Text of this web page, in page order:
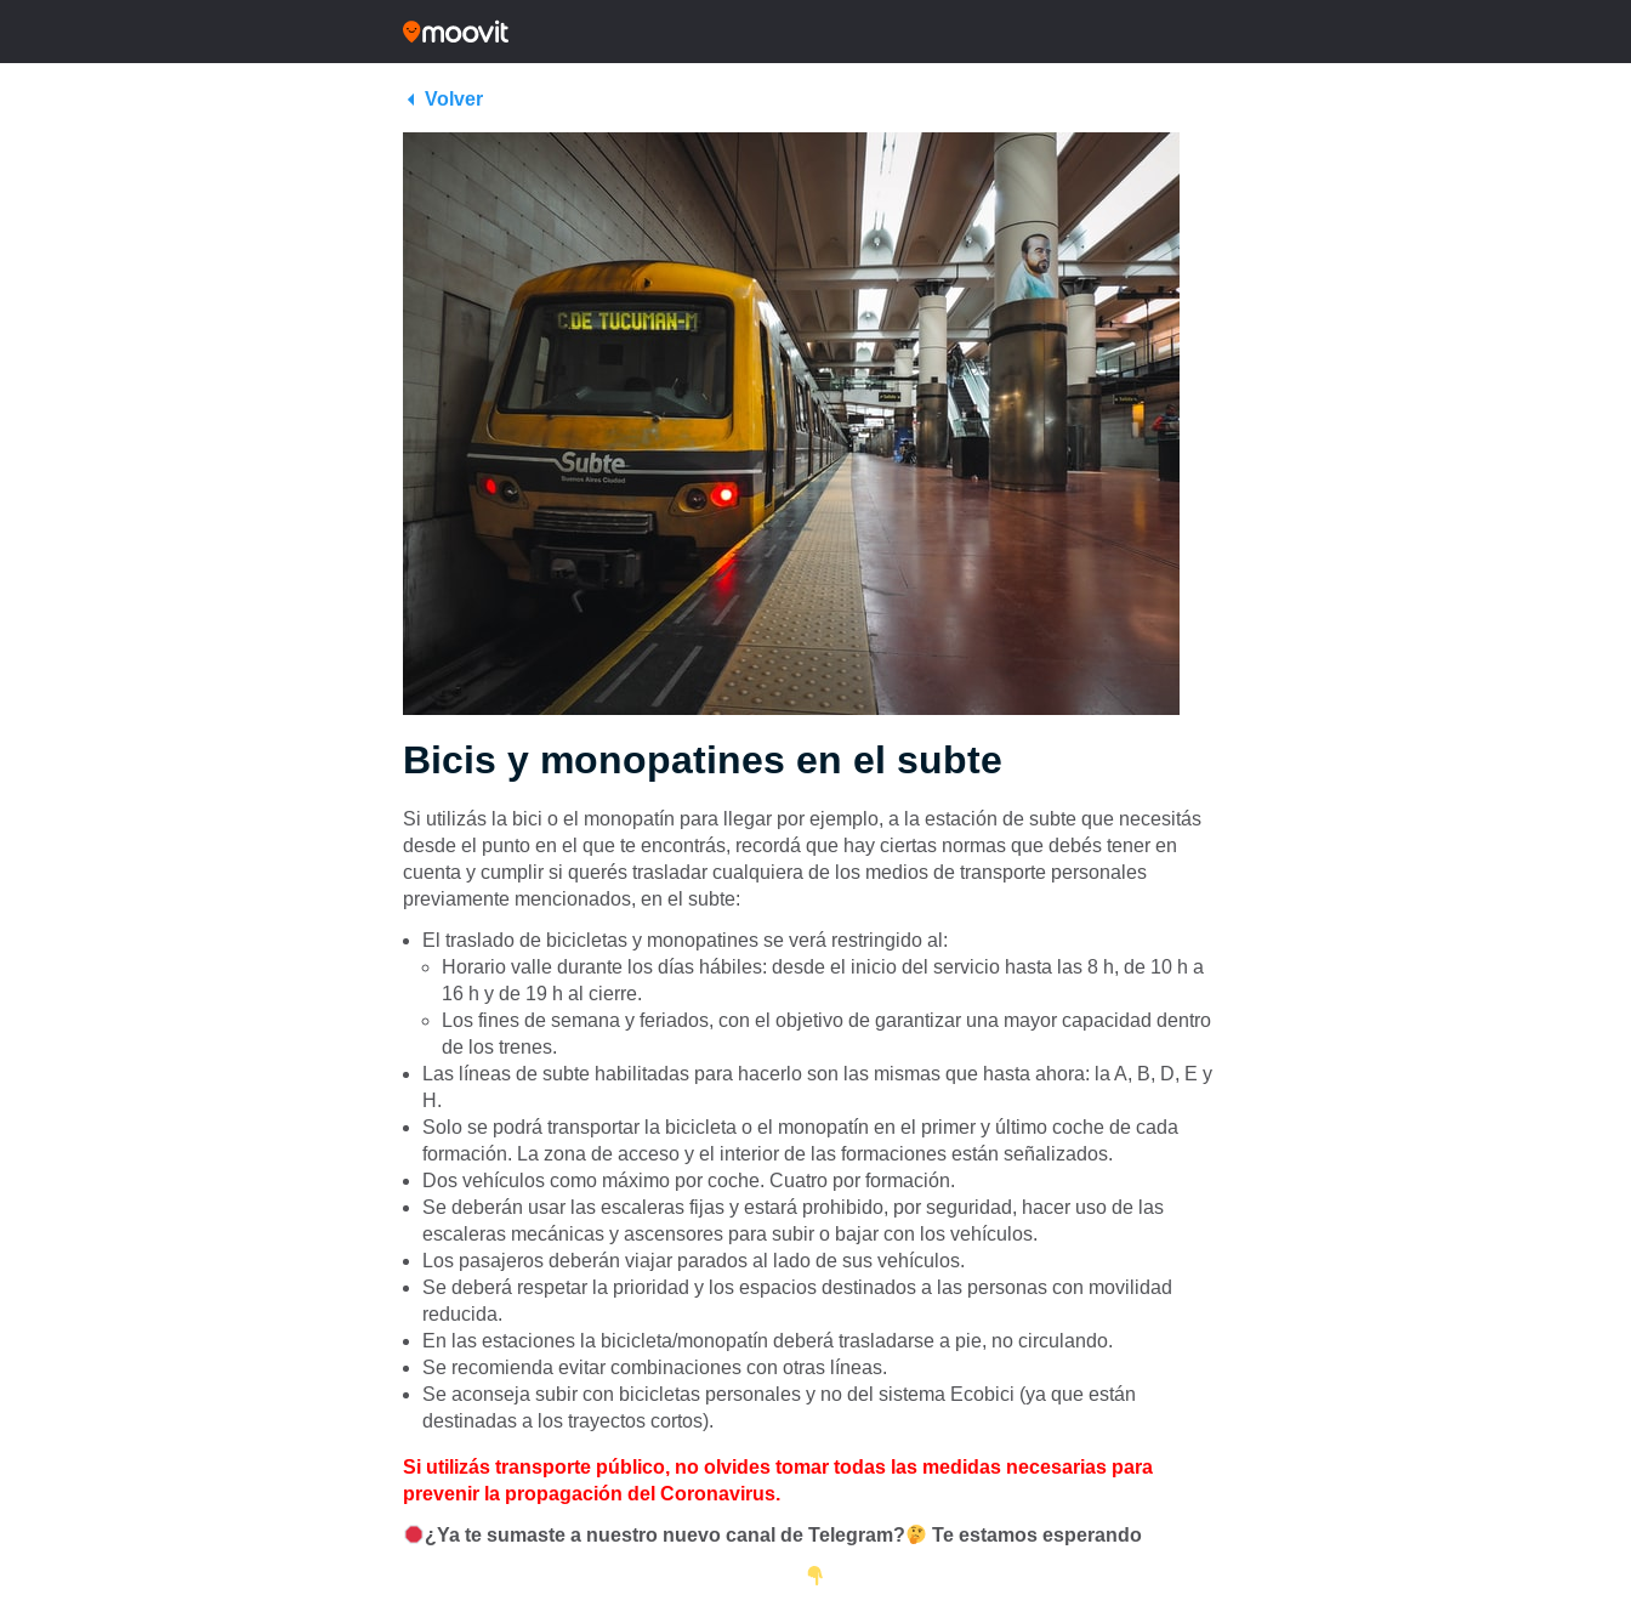
Volver
Bicis y monopatines en el subte
Si utilizás la bici o el monopatín para llegar por ejemplo, a la estación de subte que necesitás
desde el punto en el que te encontrás, recordá que hay ciertas normas que debés tener en
cuenta y cumplir si querés trasladar cualquiera de los medios de transporte personales
previamente mencionados, en el subte:
El traslado de bicicletas y monopatines se verá restringido al:
Horario valle durante los días hábiles: desde el inicio del servicio hasta las 8 h, de 10 h a
16 h y de 19 h al cierre.
Los fines de semana y feriados, con el objetivo de garantizar una mayor capacidad dentro
de los trenes.
Las líneas de subte habilitadas para hacerlo son las mismas que hasta ahora: la A, B, D, E y
H.
Solo se podrá transportar la bicicleta o el monopatín en el primer y último coche de cada
formación. La zona de acceso y el interior de las formaciones están señalizados.
Dos vehículos como máximo por coche. Cuatro por formación.
Se deberán usar las escaleras fijas y estará prohibido, por seguridad, hacer uso de las
escaleras mecánicas y ascensores para subir o bajar con los vehículos.
Los pasajeros deberán viajar parados al lado de sus vehículos.
Se deberá respetar la prioridad y los espacios destinados a las personas con movilidad
reducida.
En las estaciones la bicicleta/monopatín deberá trasladarse a pie, no circulando.
Se recomienda evitar combinaciones con otras líneas.
Se aconseja subir con bicicletas personales y no del sistema Ecobici (ya que están
destinadas a los trayectos cortos).
Si utilizás transporte público, no olvides tomar todas las medidas necesarias para
prevenir la propagación del Coronavirus.
¿Ya te sumaste a nuestro nuevo canal de Telegram?
Te estamos esperando